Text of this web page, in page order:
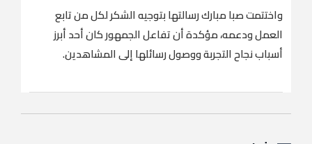
واختتمت صبا مبارك رسالتها بتوجيه الشكر لكل من تابع
العمل ودعمه، مؤكدة أن تفاعل الجمهور كان أحد أبرز
أسباب نجاح التجربة ووصول رسائلها إلى المشاهدين.